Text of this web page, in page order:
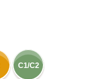
C1/C2